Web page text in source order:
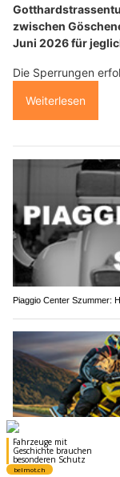
zwischen
Juni 2026 für
Die Sperrungen
Weiterlesen
Piaggio Center Szummer:
Motorrad-Center